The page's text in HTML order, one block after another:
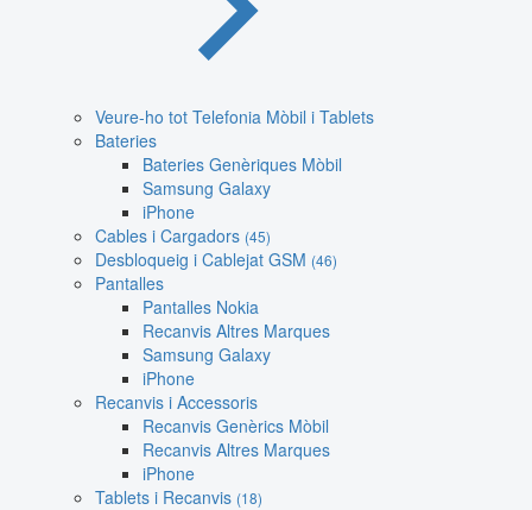
Veure-ho tot Telefonia Mòbil i Tablets
Bateries
Bateries Genèriques Mòbil
Samsung Galaxy
iPhone
Cables i Cargadors (45)
Desbloqueig i Cablejat GSM (46)
Pantalles
Pantalles Nokia
Recanvis Altres Marques
Samsung Galaxy
iPhone
Recanvis i Accessoris
Recanvis Genèrics Mòbil
Recanvis Altres Marques
iPhone
Tablets i Recanvis (18)